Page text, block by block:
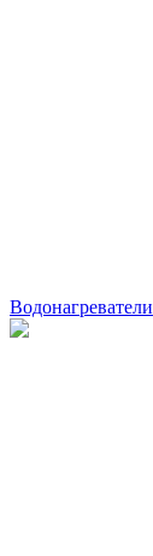
Водонагреватели